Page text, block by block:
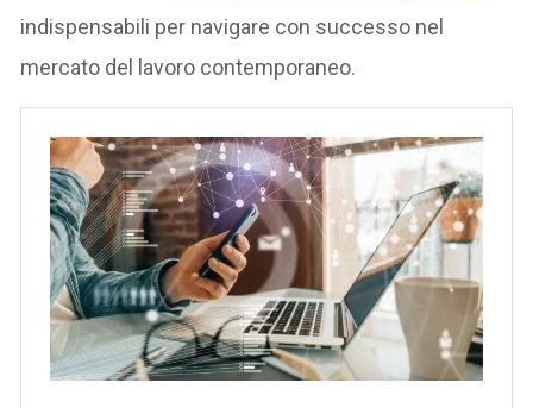
indispensabili per navigare con successo nel
mercato del lavoro contemporaneo.